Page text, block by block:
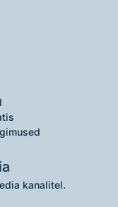
kanalitel.